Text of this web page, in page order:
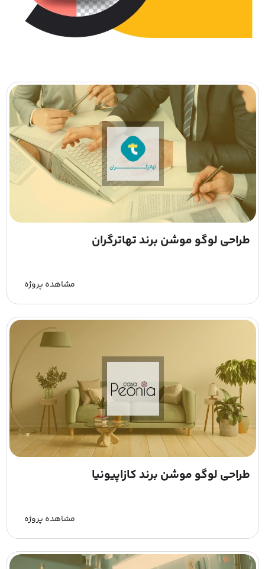
طراحی لوگو موشن برند تهاترگران
مشاهده پروژه
طراحی لوگو موشن برند کازاپیونیا
مشاهده پروژه